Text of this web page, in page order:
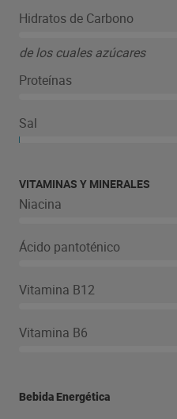
Hidratos de Carbono
de los cuales azúcares
Proteínas
Sal
VITAMINAS Y MINERALES
Niacina
Ácido pantoténico
Vitamina B12
Vitamina B6
Bebida Energética